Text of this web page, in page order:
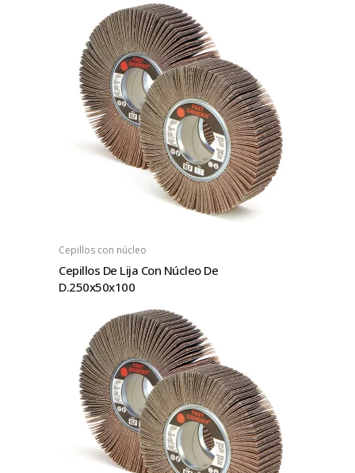
Cepillos con núcleo
Cepillos De Lija Con Núcleo De
D.250x50x100